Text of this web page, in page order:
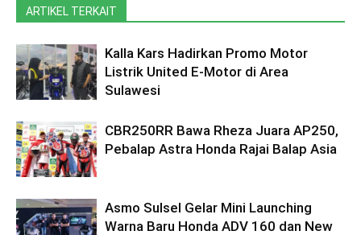
ARTIKEL TERKAIT
Kalla Kars Hadirkan Promo Motor
Listrik United E-Motor di Area
Sulawesi
CBR250RR Bawa Rheza Juara AP250,
Pebalap Astra Honda Rajai Balap Asia
Asmo Sulsel Gelar Mini Launching
Warna Baru Honda ADV 160 dan New